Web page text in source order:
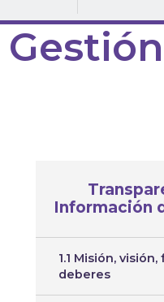
Información
1.1 Misión,
deberes